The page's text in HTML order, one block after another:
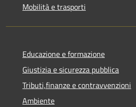
Mobilità e trasporti
Educazione e formazione
Giustizia e sicurezza pubblica
Tributi,finanze e contravvenzioni
Ambiente